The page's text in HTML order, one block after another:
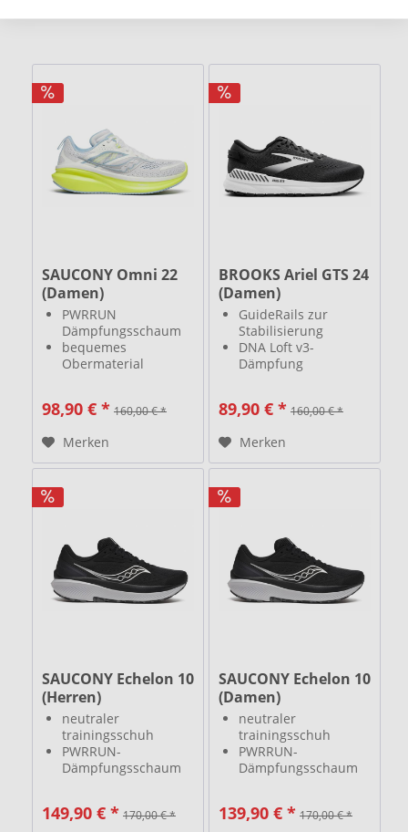
SAUCONY Omni 22
(Damen)
PWRRUN
Dämpfungsschaum
bequemes
Obermaterial
98,90 € * 160,00 € *
Merken
BROOKS Ariel GTS 24
(Damen)
GuideRails zur
Stabilisierung
DNA Loft v3-
Dämpfung
89,90 € * 160,00 € *
Merken
SAUCONY Echelon 10
(Herren)
neutraler
trainingsschuh
PWRRUN-
Dämpfungsschaum
149,90 € * 170,00 € *
SAUCONY Echelon 10
(Damen)
neutraler
trainingsschuh
PWRRUN-
Dämpfungsschaum
139,90 € * 170,00 € *